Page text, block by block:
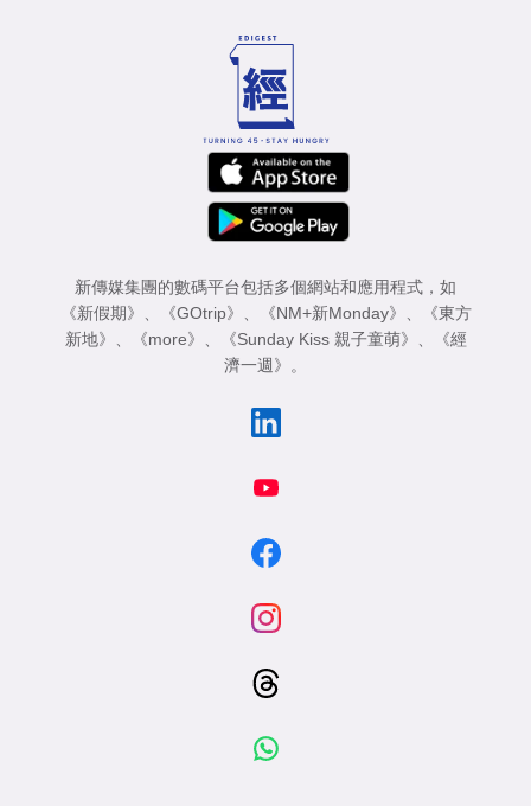
新傳媒集團的數碼平台包括多個網站和應用程式，如
《新假期》
《GOtrip》 《NM+新Monday》
《東方
新地》
《more》 《Sunday Kiss 親子童萌》
《經
濟一週》
。